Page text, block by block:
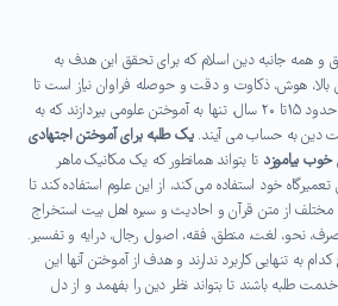
همه جانبه دین اسلام که برای تحقق این هدف به
بالا، هوش، ذکاوت و دقت و حوصله فراوان نیاز است تا
سال های متمادی یعنی در حدود ۱۵تا ۲۰ سال، تنها به آموختن علومی بپردازند که به
دین به حساب می آیند.یک طلبه برای آموختن اجتهادی
تا بتواند همانطور که یک مکانیک ماهر
تعمیرگاه خود استفاده می کند، از این علوم استفاده کند تا
مختلف از متن قرآن و احادیث و سیره اهل بیت استخراج
نحو، لغت، منطق، فقه، اصول، رجال، درایه و تفسیر.
به تنهایی کاربرد ندارند و هدف از آموختن آنها این
طلبه باشند تا بتواند نظر دین را بفهمد و از دل